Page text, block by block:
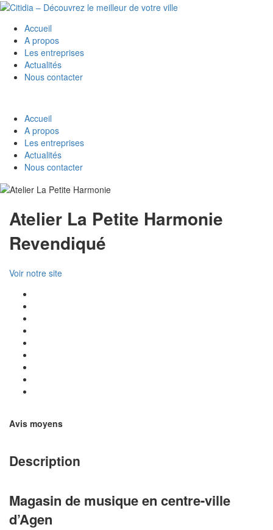
Accueil
A propos
Les entreprises
Actualités
Nous contacter
Accueil
A propos
Les entreprises
Actualités
Nous contacter
Atelier La Petite Harmonie
Revendiqué
Voir notre site
Avis moyens
Description
Magasin de musique en centre-ville
d’Agen